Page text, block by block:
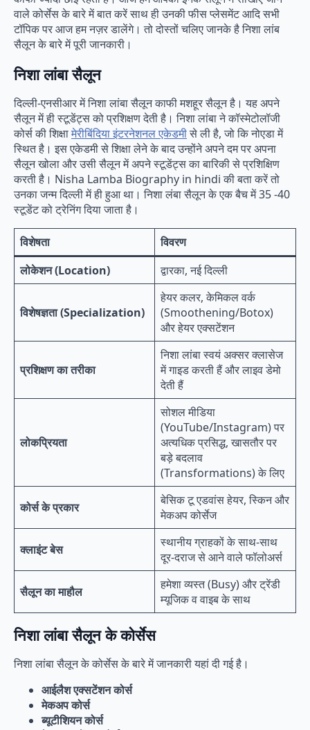
वाले कोर्सेस के बारे में बात करें साथ ही उनकी फीस प्लेसमेंट आदि सभी
टॉपिक पर आज हम नज़र डालेंगे। तो दोस्तों चलिए जानके है निशा लांब
सैलून के बारे में पूरी जानकारी।
निशा लांबा सैलून
दिल्ली-एनसीआर में निशा लांबा सैलून काफी मशहूर सैलून है। यह अपने
सैलून में ही स्टूडेंट्स को प्रशिक्षण देती है। निशा लांबा ने कॉस्मेटोलॉजी
कोर्स की शिक्षामेरीबिंदिया इंटरनेशनल एकेडमीसे ली है, जो कि नोएडा में
स्थित है। इस एकेडमी से शिक्षा लेने के बाद उन्होंने अपने दम पर अपना
सैलून खोला और उसी सैलून में अपने स्टूडेंट्स का बारिकी से प्रशिक्षिण
करती है। Nisha Lamba Biography in hindi की बता करें तो
उनका जन्म दिल्ली में ही हुआ था। निशा लंबा सैलून के एक बैच में 35 -40
स्टूडेंट को ट्रेनिंग दिया जाता है।
विशेषता
विवरण
लोकेशन (Location)
द्वारका, नई दिल्ली
विशेषज्ञता (Specialization)
हेयर कलर, केमिकल वर्क
(Smoothening/Botox)
और हेयर एक्सटेंशन
प्रशिक्षण का तरीका
निशा लांबा स्वयं अक्सर क्लासेज
में गाइड करती हैं और लाइव डेमो
देती हैं
लोकप्रियता
सोशल मीडिया
(YouTube/Instagram) पर
अत्यधिक प्रसिद्ध, खासतौर पर
बड़े बदलाव
(Transformations) के लिए
कोर्स के प्रकार
बेसिक टू एडवांस हेयर, स्किन और
मेकअप कोर्सेज
क्लाइंट बेस
स्थानीय ग्राहकों के साथ-साथ
दूर-दराज से आने वाले फॉलोअर्स
सैलून का माहौल
हमेशा व्यस्त (Busy) और ट्रेंडी
म्यूजिक व वाइब के साथ
निशा लांबा सैलून के कोर्सेस
निशा लांबा सैलून के कोर्सेस के बारे में जानकारी यहां दी गई है।
आईलैश एक्सटेंशन कोर्स
मेकअप कोर्स
ब्यूटीशियन कोर्स